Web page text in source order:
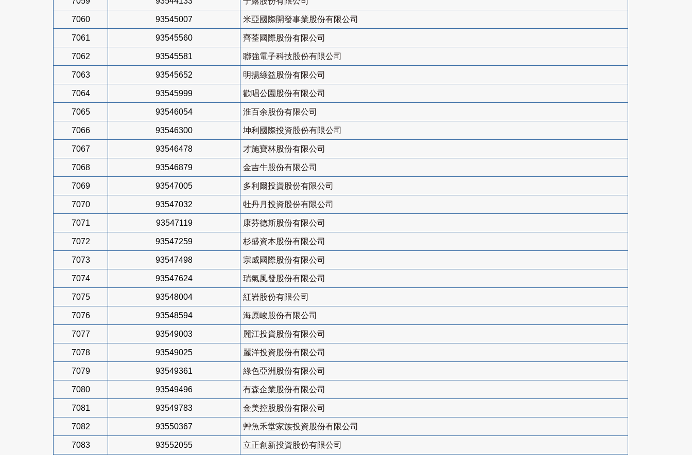
7060 93545007 米亞國際開發事業股份有限公司
7061 93545560 齊荃國際股份有限公司
7062 93545581 聯強電子科技股份有限公司
7063 93545652 明揚綠益股份有限公司
7064 93545999 歡唱公園股份有限公司
7065 93546054 淮百余股份有限公司
7066 93546300 坤利國際投資股份有限公司
7067 93546478 才施寶林股份有限公司
7068 93546879 金吉牛股份有限公司
7069 93547005 多利爾投資股份有限公司
7070 93547032 牡丹月投資股份有限公司
7071 93547119 康芬德斯股份有限公司
7072 93547259 杉盛資本股份有限公司
7073 93547498 宗威國際股份有限公司
7074 93547624 瑞氣風發股份有限公司
7075 93548004 紅岩股份有限公司
7076 93548594 海原峻股份有限公司
7077 93549003 麗江投資股份有限公司
7078 93549025 麗洋投資股份有限公司
7079 93549361 綠色亞洲股份有限公司
7080 93549496 有森企業股份有限公司
7081 93549783 金美控股股份有限公司
7082 93550367 艸魚禾堂家族投資股份有限公司
7083 93552055 立正創新投資股份有限公司